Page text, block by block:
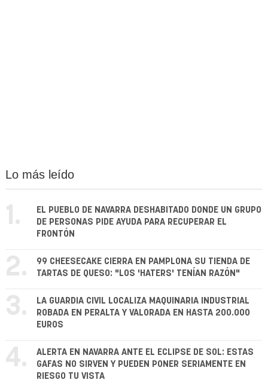
Lo más leído
1.
EL PUEBLO DE NAVARRA DESHABITADO DONDE UN GRUPO
DE PERSONAS PIDE AYUDA PARA RECUPERAR EL
FRONTÓN
2.
99 CHEESECAKE CIERRA EN PAMPLONA SU TIENDA DE
TARTAS DE QUESO: "LOS 'HATERS' TENÍAN RAZÓN"
3.
LA GUARDIA CIVIL LOCALIZA MAQUINARIA INDUSTRIAL
ROBADA EN PERALTA Y VALORADA EN HASTA 200.000
EUROS
4.
ALERTA EN NAVARRA ANTE EL ECLIPSE DE SOL: ESTAS
GAFAS NO SIRVEN Y PUEDEN PONER SERIAMENTE EN
RIESGO TU VISTA